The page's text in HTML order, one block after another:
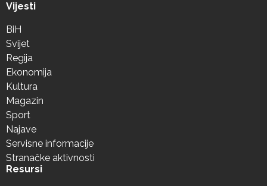
Vijesti
BiH
Svijet
Regija
Ekonomija
Kultura
Magazin
Sport
Najave
Servisne informacije
Stranačke aktivnosti
Resursi